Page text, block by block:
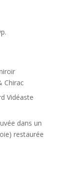
Chirac
Vidéaste
dans un
restaurée